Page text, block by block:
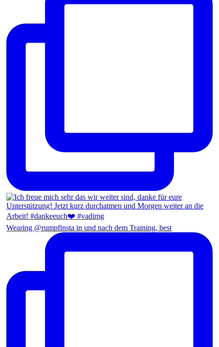
Wearing @rumpfinsta in und nach dem Training, best